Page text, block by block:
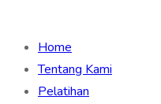
Home
Tentang Kami
Pelatihan